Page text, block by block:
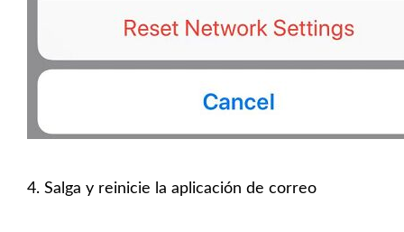
4. Salga y reinicie la aplicación de correo